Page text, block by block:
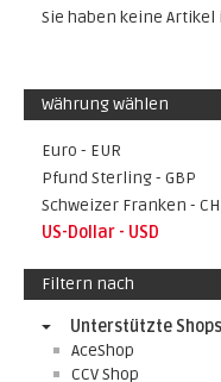
Sie haben keine Artikel
Währung wählen
Euro - EUR
Pfund Sterling - GBP
Schweizer Franken -
US-Dollar - USD
Filtern nach
Unterstützte
AceShop
CCV Shop